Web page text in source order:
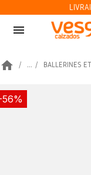
menu
home ... BALLERINES